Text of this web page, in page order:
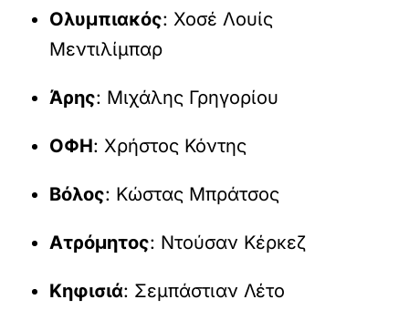
Ολυμπιακός: Χοσέ Λουίς
Μεντιλίμπαρ
Άρης: Μιχάλης Γρηγορίου
ΟΦΗ: Χρήστος Κόντης
Βόλος: Κώστας Μπράτσος
Ατρόμητος: Ντούσαν Κέρκεζ
Kηφισιά: Σεμπάστιαν Λέτο